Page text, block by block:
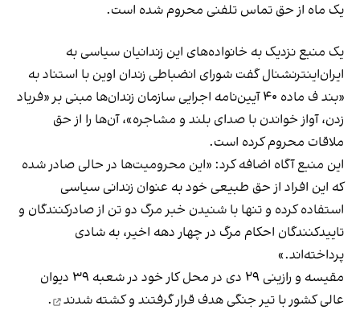
یک ماه از حق تماس تلفنی محروم شده است.
یک منبع نزدیک به خانواده‌های این زندانیان سیاسی به
ایران‌اینترنشنال گفت شورای انضباطی زندان اوین با استناد به
«بند ف ماده ۴۰ آیین‌نامه اجرایی سازمان زندان‌ها مبنی بر «فریاد
زدن، آواز خواندن با صدای بلند و مشاجره»، آن‌ها را از حق
ملاقات محروم کرده‌ است.
این منبع آگاه اضافه کرد: «این محرومیت‌ها در حالی صادر شده
که این افراد از حق طبیعی خود به عنوان زندانی سیاسی
استفاده کرده و تنها با شنیدن خبر مرگ دو تن از صادرکنندگان و
تاییدکنندگان احکام مرگ در چهار دهه اخیر، به شادی
پرداخته‌اند.»
مقیسه و رازینی ۲۹ دی در محل کار خود در شعبه ۳۹ دیوان
عالی کشور با تیر جنگی هدف قرار گرفتند وکشته شدند
.